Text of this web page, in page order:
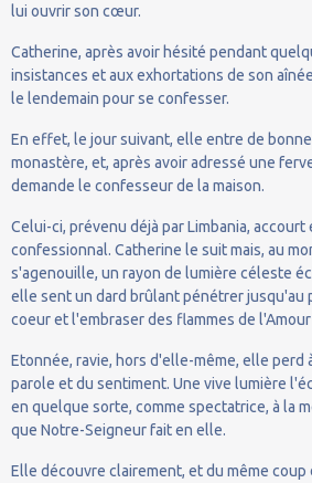
lui ouvrir son cœur.
Catherine, après avoir hésité pendant
insistances et aux exhortations de son
le lendemain pour se confesser.
En effet, le jour suivant, elle entre de
monastère, et, après avoir adressé une
demande le confesseur de la maison.
Celui-ci, prévenu déjà par Limbania, accourt
confessionnal. Catherine le suit mais, au
s'agenouille, un rayon de lumière céleste
elle sent un dard brûlant pénétrer jusqu'au
coeur et l'embraser des flammes de l'Amour
Etonnée, ravie, hors d'elle-même, elle perd
parole et du sentiment. Une vive lumière
en quelque sorte, comme spectatrice, à la
que Notre-Seigneur fait en elle.
Elle découvre clairement, et du même